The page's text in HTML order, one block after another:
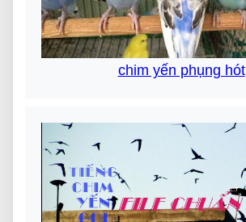
chim yến phụng hót